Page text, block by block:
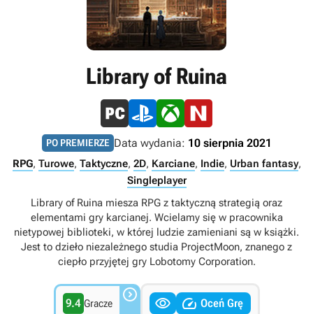
Library of Ruina
PO PREMIERZE Data wydania: 10 sierpnia 2021
RPG, Turowe, Taktyczne, 2D, Karciane, Indie, Urban fantasy,
Singleplayer
Library of Ruina miesza RPG z taktyczną strategią oraz
elementami gry karcianej. Wcielamy się w pracownika
nietypowej biblioteki, w której ludzie zamieniani są w książki.
Jest to dzieło niezależnego studia ProjectMoon, znanego z
ciepło przyjętej gry Lobotomy Corporation.
9.4 Gracze    Oceń Grę